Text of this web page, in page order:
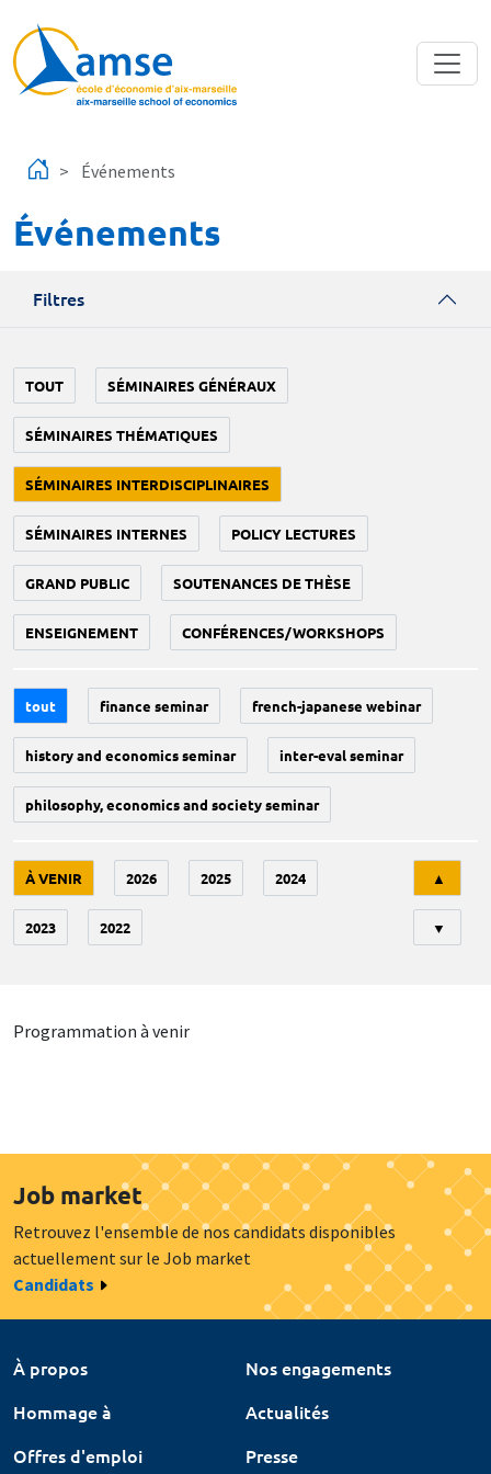
Événements
Événements
Filtres
TOUT SÉMINAIRES GÉNÉRAUX
SÉMINAIRES THÉMATIQUES
SÉMINAIRES INTERDISCIPLINAIRES
SÉMINAIRES INTERNES POLICY LECTURES
GRAND PUBLIC SOUTENANCES DE THÈSE
ENSEIGNEMENT CONFÉRENCES/WORKSHOPS
tout finance seminar french-japanese webinar
history and economics seminar inter-eval seminar
philosophy, economics and society seminar
À VENIR 2026 2025 2024
2023 2022
▲
▼
Programmation à venir
Job market
Retrouvez l'ensemble de nos candidats disponibles
actuellement sur le Job market
Candidats
À propos
Nos engagements
Hommage à
Actualités
Offres d'emploi
Presse